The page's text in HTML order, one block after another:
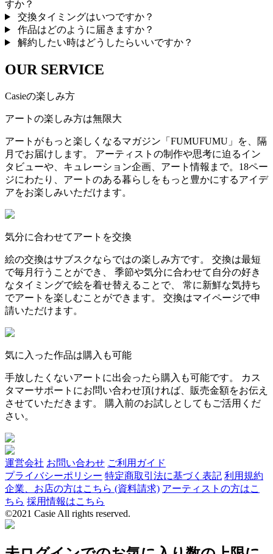
すか？
交換タイミングはいつですか？
作品はどのように届きますか？
解約したい時はどうしたらいいですか？
OUR SERVICE
Casieの楽しみ方
アートの楽しみ方は無限大
アートがもっと楽しくなるマガジン「FUMUFUMU」を、隔
月でお届けします。 アーティストの制作や思考に迫るイン
タビューや、キュレーション企画、アート情報まで。18ペー
ジにわたり、アートのある暮らしをもっと豊かにするアイデ
アをお楽しみいただけます。
気分に合わせてアートを交換
絵の交換はサブスクならではの楽しみ方です。 交換は最短
で毎月行うことができ、 季節や気分に合わせて自分の好き
なタイミングで絵を着せ替えることで、 常に新鮮な気持ち
でアートを楽しむことができます。 交換はマイページで申
請いただけます。
気に入った作品は購入も可能
手放したくないアートに出会ったら購入も可能です。 カス
タマーサポートにお問い合わせ頂ければ、販売金額をお伝え
させていただきます。 購入前のお試しとしてもご活用くだ
さい。
運営会社 お問い合わせ ご利用ガイド
プライバシーポリシー 特定商取引法に基づく表記 利用規約
企業、お店の方はこちら (資料請求) アーティストの方はこ
ちら 採用情報はこちら
©2021 Casie All rights reserved.